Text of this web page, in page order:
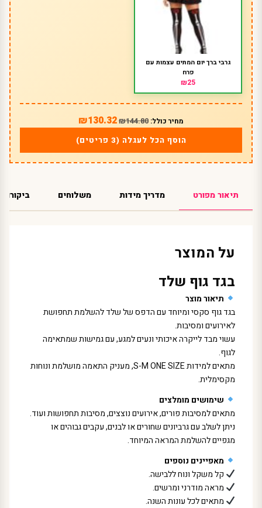
גרבי ברך יום המתים עצמות עם
פרח
₪25
מחיר כולל: ₪144.80
₪130.32
הוסף הכל לעגלה (3 פריטים)
תיאור מפורט מדריך מידות משלוחים ביקורות
על המוצר
בגד גוף שלד
תיאור מוצר
בגד גוף סקסי ומיוחד עם הדפס של שלד להשלמת תחפושת
לאירועים ומסיבות.
עשוי מבד לייקרה איכותי ונעים למגע, עם גמישות שמתאימה
לגוף.
מתאים למידות S-M ONE SIZE, מעניק התאמה מושלמת ונוחות
מקסימלית.
שימושים מומלצים
מתאים למסיבות פורים, אירועים נוצצים, מסיבות תחפושות ועוד.
ניתן לשלב עם גרביונים שחורים או לבנים, עקבים גבוהים או
מגפיים להשלמת המראה המיוחד.
מאפיינים נוספים
קל משקל ונוח ללבישה.
מראה מודרני ומרשים.
מתאים לכל עונות השנה.